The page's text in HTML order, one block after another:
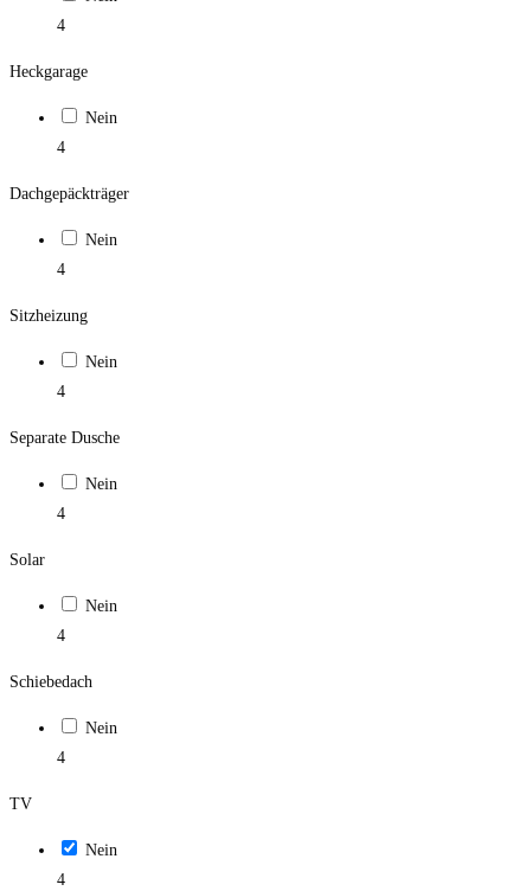
4
Heckgarage
Nein
4
Dachgepäckträger
Nein
4
Sitzheizung
Nein
4
Separate Dusche
Nein
4
Solar
Nein
4
Schiebedach
Nein
4
TV
Nein
4